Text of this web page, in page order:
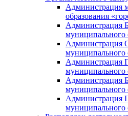
Администрация
образования
Администрация
муниципального
Администрация
муниципального
Администрация
муниципального
Администрация
муниципального
Администрация
муниципального